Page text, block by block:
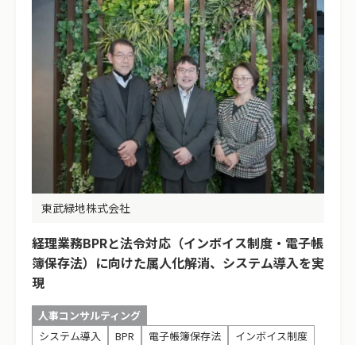
東武緑地株式会社
経理業務BPRと法令対応（インボイス制度・電子帳
簿保存法）に向けた属人化解消、システム導入を実
現
人事コンサルティング
システム導入
BPR 電子帳簿保存法
インボイス制度